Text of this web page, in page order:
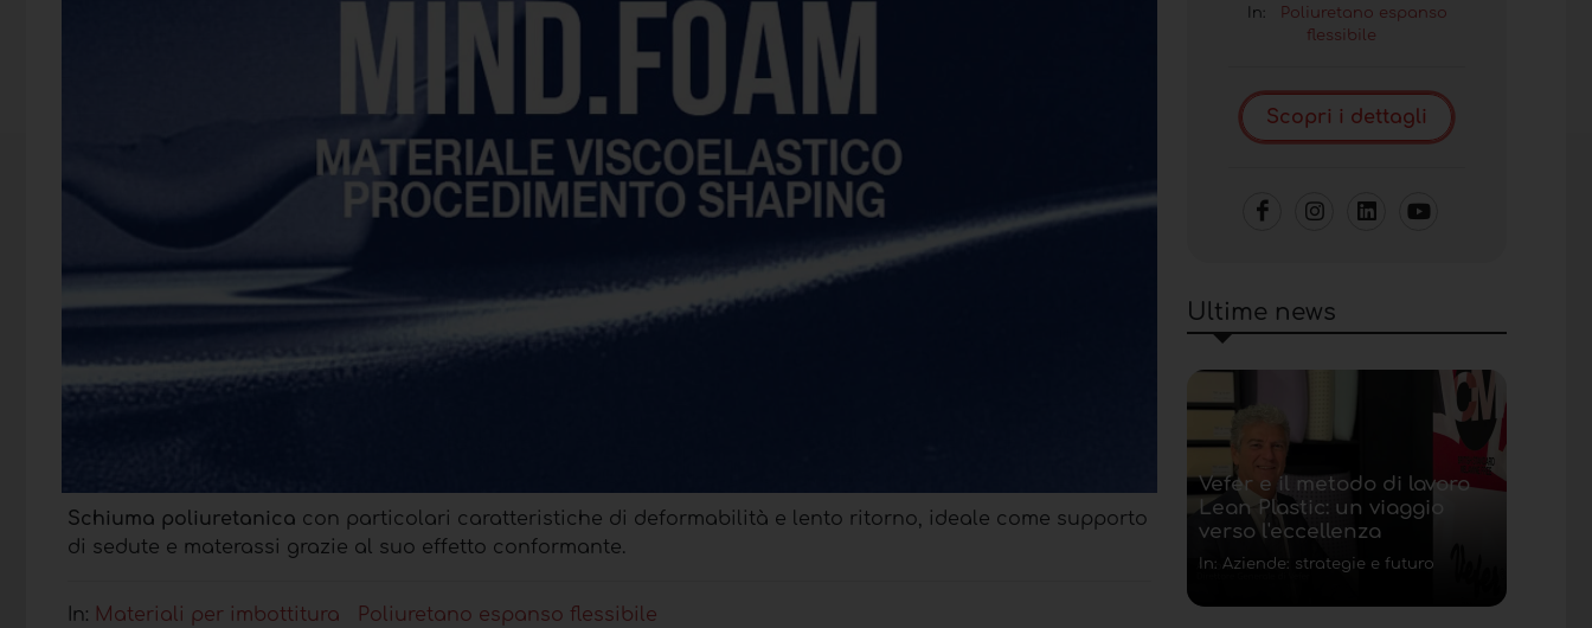
Schiuma poliuretanica con particolari caratteristiche di deformabilità e lento ritorno, ideale come supporto
di sedute e materassi grazie al suo effetto conformante.
In: Materiali per imbottitura Poliuretano espanso flessibile
In:
Poliuretano espanso
flessibile
Scopri i dettagli
Ultime news
Vefer e il metodo di lavoro
Lean Plastic: un viaggio
verso l'eccellenza
In: Aziende: strategie e futuro